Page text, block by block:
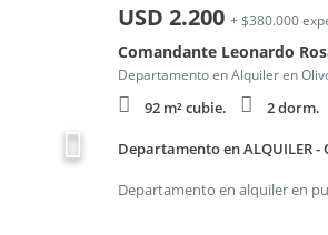
USD 2.200 + $380.000
Comandante Leonardo
Departamento en Alquiler en
92 m² cubie. 2 dorm.
Departamento en ALQUILER